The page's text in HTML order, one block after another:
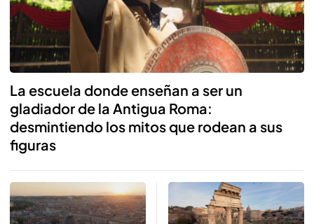
La escuela donde enseñan a ser un
gladiador de la Antigua Roma:
desmintiendo los mitos que rodean a sus
figuras